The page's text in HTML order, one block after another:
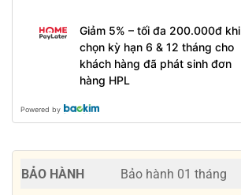
Giảm 5% – tối đa 200.000đ khi
chọn kỳ hạn 6 & 12 tháng cho
khách hàng đã phát sinh đơn
hàng HPL
Powered by
BẢO HÀNH Bảo hành 01 tháng